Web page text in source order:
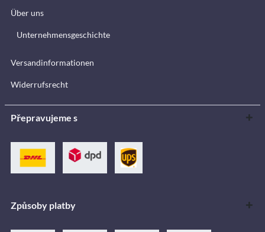
Über uns
Unternehmensgeschichte
Versandinformationen
Widerrufsrecht
Přepravujeme s
Způsoby platby